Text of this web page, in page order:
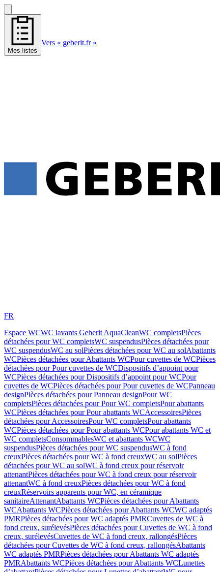
Mes listes
Vers « geberit.fr »
FR
Espace WCWC lavants Geberit AquaCleanWC completsPièces
détachées pour WC completsWC suspendusPièces détachées pour
WC suspendusWC au solPièces détachées pour WC au solAbattants
WCPièces détachées pour Abattants WCPour cuvettes de WCPièces
détachées pour Pour cuvettes de WCDispositifs d’appoint pour
WCPièces détachées pour Dispositifs d’appoint pour WCPour
cuvettes de WCPièces détachées pour Pour cuvettes de WCPanneau
designPièces détachées pour Panneau designPour WC
completsPièces détachées pour Pour WC completsPour abattants
WCPièces détachées pour Pour abattants WCAccessoiresPièces
détachées pour AccessoiresPour WC completsPour abattants
WCPièces détachées pour Pour abattants WCPour abattants WC et
WC completsConsommablesWC et abattants WCWC
suspendusPièces détachées pour WC suspendusWC à fond
creuxPièces détachées pour WC à fond creuxWC au solPièces
détachées pour WC au solWC à fond creux pour réservoir
attenantPièces détachées pour WC à fond creux pour réservoir
attenantWC à fond creuxPièces détachées pour WC à fond
creuxRéservoirs apparents pour WC, en céramique
sanitaireAttenantAbattants WCPièces détachées pour Abattants
WCAbattants WCPièces détachées pour Abattants WCWC adaptés
PMRPièces détachées pour WC adaptés PMRCuvettes de WC à
fond creux, surélevésPièces détachées pour Cuvettes de WC à fond
creux, surélevésCuvettes de WC à fond creux, rallongésPièces
détachées pour Cuvettes de WC à fond creux, rallongésAbattants
WC adaptés PMRPièces détachées pour Abattants WC adaptés
PMRAbattants WCPièces détachées pour Abattants WCLunettes